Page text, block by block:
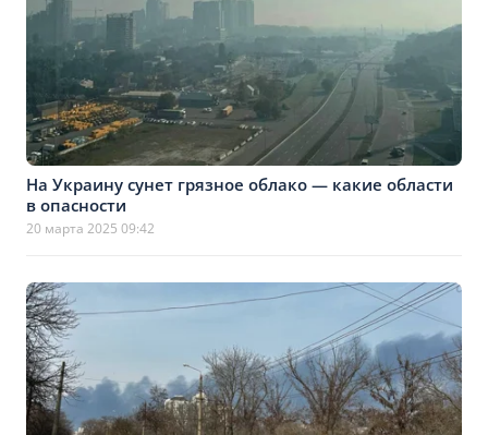
На Украину сунет грязное облако — какие области
в опасности
20 марта 2025 09:42